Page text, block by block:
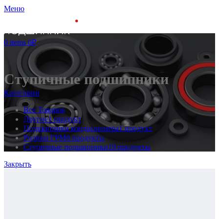
Меню
0 items 0₽
Ступичные подшипники
Категории
Все Товаров
Другие1 продукт
Подшипники кондиционера1 продукт
Ролики ГРМ0 продукты
Ступичные подшипники19 продукты
Закрыть